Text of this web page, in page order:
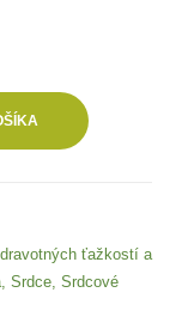
ťažkostí a
Srdce Srdcové